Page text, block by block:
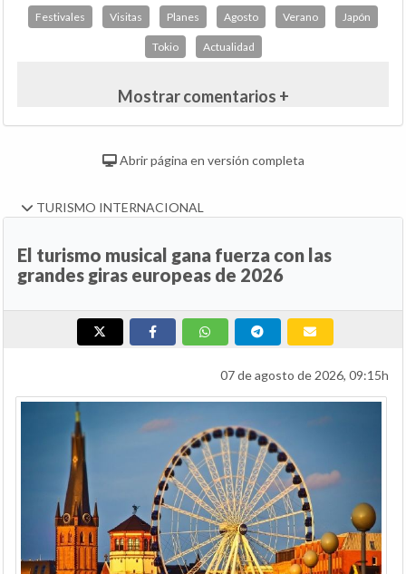
Festivales Visitas Planes Agosto Verano Japón
Tokio Actualidad
Mostrar comentarios +
Abrir página en versión completa
TURISMO INTERNACIONAL
El turismo musical gana fuerza con las
grandes giras europeas de 2026
07 de agosto de 2026, 09:15h